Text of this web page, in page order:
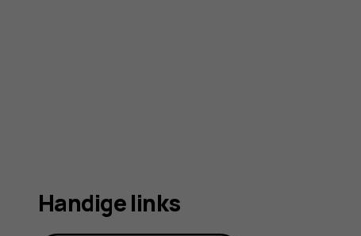
Handige links